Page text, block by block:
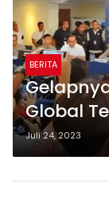
BERITA
Global
Tubuh
Juli 24, 2023